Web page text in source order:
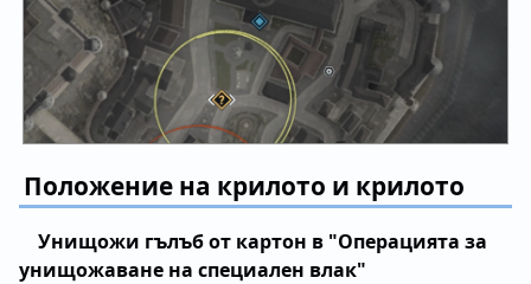
Положение на крилото и крилото
Унищожи гълъб от картон в "Операцията за
унищожаване на специален влак"